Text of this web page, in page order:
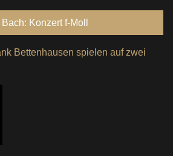
Bach: Konzert f-Moll
Bettenhausen spielen auf zwei